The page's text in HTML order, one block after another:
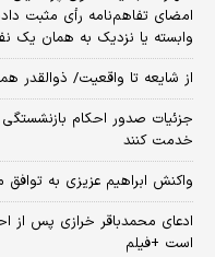
امضای تفاهم‌نامه رأی مثبت
وابسته یا نزدیک به همان یک
از شایعه تا واقعیت/ ذوالقدر
خدمت کنند
واکنش ابراهیم عزیزی به
ادعای محمدباقر خرازی پس از
است +فیلم